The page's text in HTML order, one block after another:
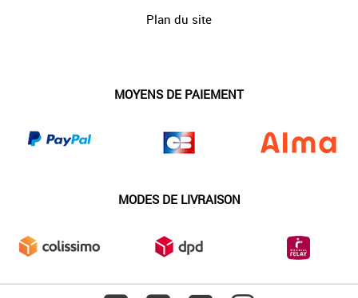
Plan du site
MOYENS DE PAIEMENT
MODES DE LIVRAISON